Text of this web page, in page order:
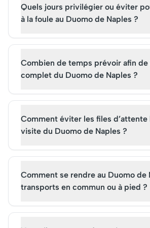
Quels jours privilégier ou éviter
à la foule au Duomo de Naples ?
Combien de temps prévoir afin
complet du Duomo de Naples ?
Comment éviter les files d’attente
visite du Duomo de Naples ?
Comment se rendre au Duomo de
transports en commun ou à pied ?